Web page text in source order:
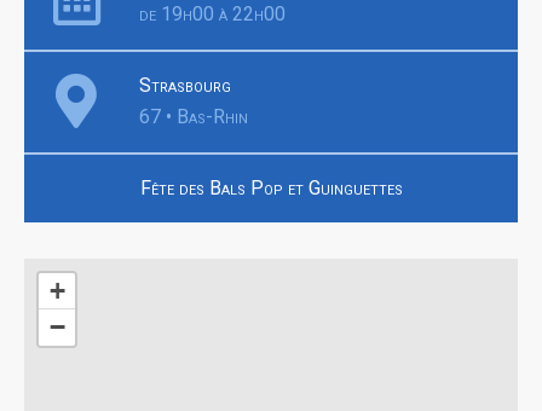
de 19h00 à 22h00
Strasbourg
67 • Bas-Rhin
Fête des Bals Pop et Guinguettes
+
−